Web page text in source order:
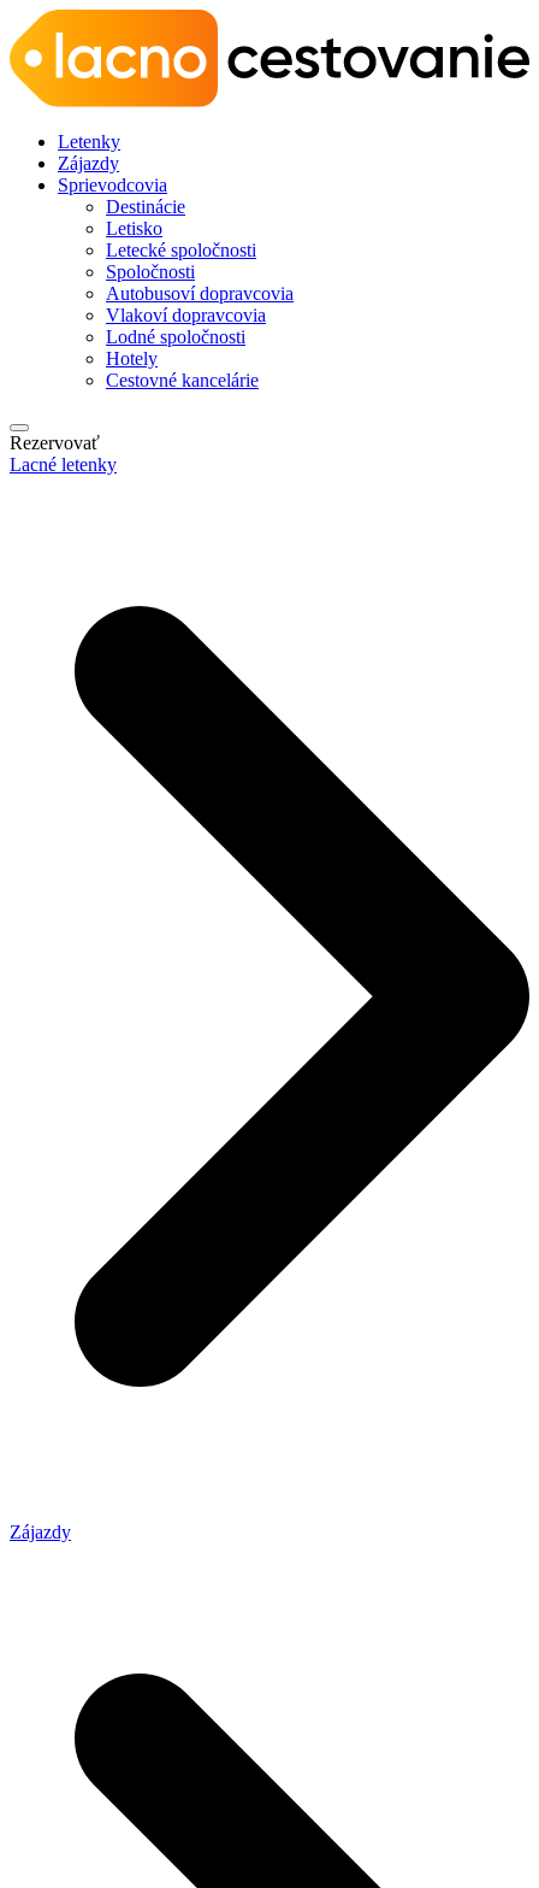
Letenky
Zájazdy
Sprievodcovia
Destinácie
Letisko
Letecké spoločnosti
Spoločnosti
Autobusoví dopravcovia
Vlakoví dopravcovia
Lodné spoločnosti
Hotely
Cestovné kancelárie
Rezervovať
Lacné letenky
Zájazdy